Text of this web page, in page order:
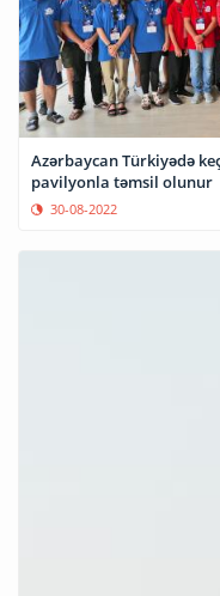
Azərbaycan Türkiyədə
30-08-2022